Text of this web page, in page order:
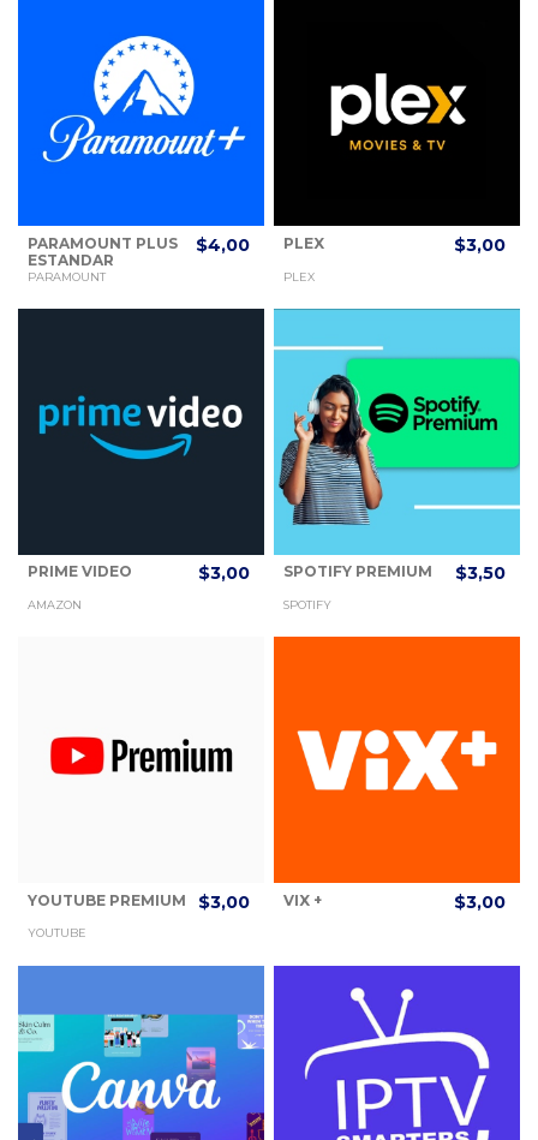
PARAMOUNT PLUS
ESTANDAR
PARAMOUNT
$4,00 PLEX
PLEX
$3,00
PRIME VIDEO
AMAZON
$3,00 SPOTIFY PREMIUM
SPOTIFY
$3,50
YOUTUBE PREMIUM
YOUTUBE
$3,00 VIX + $3,00